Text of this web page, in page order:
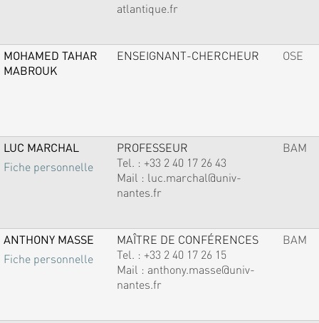
atlantique.fr
MOHAMED TAHAR
MABROUK
ENSEIGNANT-CHERCHEUR OSE
LUC MARCHAL
Fiche personnelle
PROFESSEUR
Tel. : +33 2 40 17 26 43
Mail : luc.marchal@univ-
nantes.fr
BAM
ANTHONY MASSE
Fiche personnelle
MAÎTRE DE CONFÉRENCES
Tel. : +33 2 40 17 26 15
Mail : anthony.masse@univ-
nantes.fr
BAM